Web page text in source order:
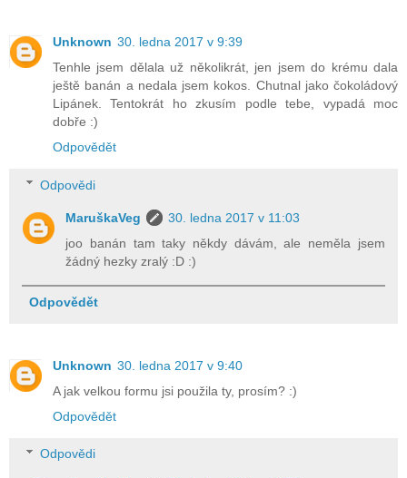
Unknown 30. ledna 2017 v 9:39
Tenhle jsem dělala už několikrát, jen jsem do krému dala
ještě banán a nedala jsem kokos. Chutnal jako čokoládový
Lipánek. Tentokrát ho zkusím podle tebe, vypadá moc
dobře :)
Odpovědět
Odpovědi
MaruškaVeg
30. ledna 2017 v 11:03
joo banán tam taky někdy dávám, ale neměla jsem
žádný hezky zralý :D :)
Odpovědět
Unknown 30. ledna 2017 v 9:40
A jak velkou formu jsi použila ty, prosím? :)
Odpovědět
Odpovědi